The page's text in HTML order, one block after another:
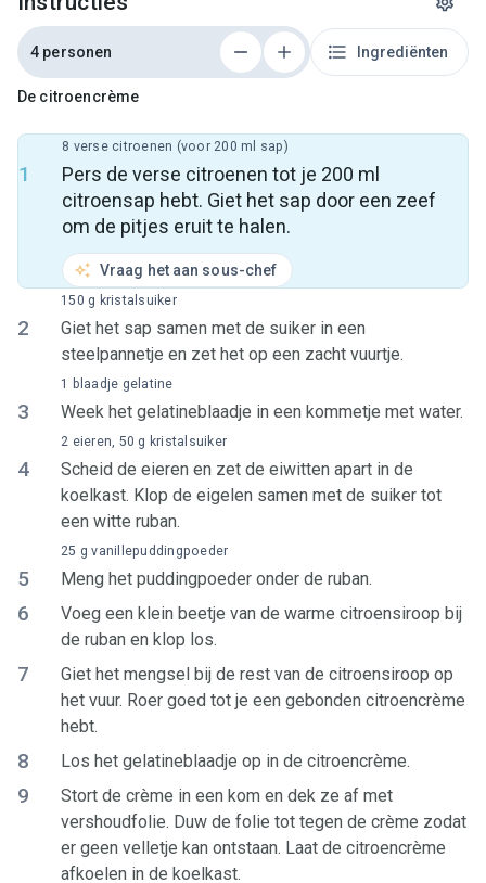
4 personen Ingrediënten
De citroencrème
1
Pers de verse citroenen tot je 200 ml
citroensap hebt. Giet het sap door een zeef
om de pitjes eruit te halen.
Vraag het aan sous-chef
8 verse citroenen (voor 200 ml sap)
2
Giet het sap samen met de suiker in een
steelpannetje en zet het op een zacht vuurtje.
150 g kristalsuiker
3 Week het gelatineblaadje in een kommetje met water.
1 blaadje gelatine
4
Scheid de eieren en zet de eiwitten apart in de
koelkast. Klop de eigelen samen met de suiker tot
een witte ruban.
2 eieren, 50 g kristalsuiker
5 Meng het puddingpoeder onder de ruban.
25 g vanillepuddingpoeder
6
Voeg een klein beetje van de warme citroensiroop bij
de ruban en klop los.
7
Giet het mengsel bij de rest van de citroensiroop op
het vuur. Roer goed tot je een gebonden citroencrème
hebt.
8 Los het gelatineblaadje op in de citroencrème.
9
Stort de crème in een kom en dek ze af met
vershoudfolie. Duw de folie tot tegen de crème zodat
er geen velletje kan ontstaan. Laat de citroencrème
afkoelen in de koelkast.